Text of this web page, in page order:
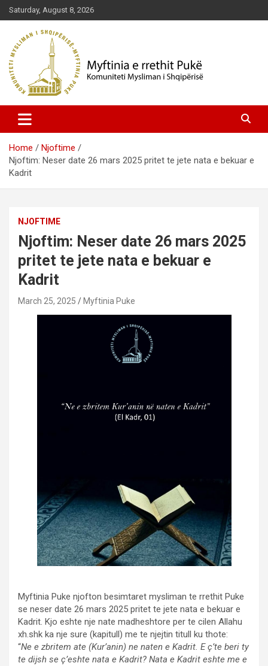
Skip
to
content
Saturday, August 8, 2026
Myftinia Pukë | Faqja Zyrtare
Home
Njoftime
Njoftim: Neser date 26 mars 2025 pritet te jete nata e bekuar e
Kadrit
NJOFTIME
Njoftim: Neser date 26 mars 2025
pritet te jete nata e bekuar e
Kadrit
March 25, 2025 Myftinia Puke
Myftinia Puke njofton besimtaret mysliman te rrethit Puke
se neser date 26 mars 2025 pritet te jete nata e bekuar e
Kadrit. Kjo eshte nje nate madheshtore per te cilen Allahu
xh.shk ka nje sure (kapitull) me te njejtin titull ku thote:
“Ne e zbritem ate (Kur’anin) ne naten e Kadrit. E ç’te beri ty
te dijsh se ç’eshte nata e Kadrit? Nata e Kadrit eshte me e